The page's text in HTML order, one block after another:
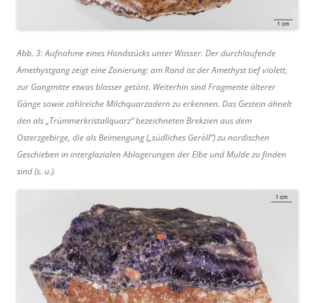
Abb. 3: Aufnahme eines Handstücks unter Wasser. Der durchlaufende
Amethystgang zeigt eine Zonierung: am Rand ist der Amethyst tief violett,
zur Gangmitte etwas blasser getönt. Weiterhin sind Fragmente älterer
Gänge sowie zahlreiche Milchquarzadern zu erkennen. Das Gestein ähnelt
den als „Trümmerkristallquarz“ bezeichneten Brekzien aus dem
Osterzgebirge, die als Beimengung („südliches Geröll“) zu nordischen
Geschieben in interglazialen Ablagerungen der Elbe und Mulde zu finden
sind (s. u.).